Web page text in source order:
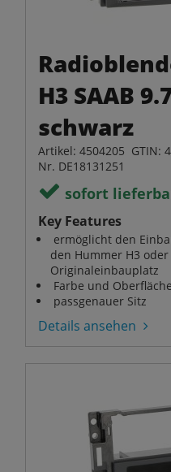
H3 SAAB
schwarz
Artikel: 4504205 GTIN:
Nr. DE18131251
sofort
Key Features
ermöglicht den
den Hummer H3 oder
Originaleinbauplatz
Farbe und
passgenauer Sitz
Details ansehen